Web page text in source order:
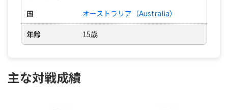
国 オーストラリア（Australia）
年齢 15歳
主な対戦成績